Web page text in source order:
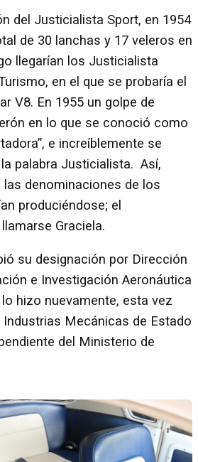
del Justicialista Sport, en 1954
de 30 lanchas y 17 veleros en
llegarían los Justicialista
en el que se probaría el
V8. En 1955 un golpe de
en lo que se conoció como
e increíblemente se
palabra Justicialista. Así,
denominaciones de los
produciéndose; el
Graciela.
su designación por Dirección
e Investigación Aeronáutica
hizo nuevamente, esta vez
Mecánicas de Estado
del Ministerio de